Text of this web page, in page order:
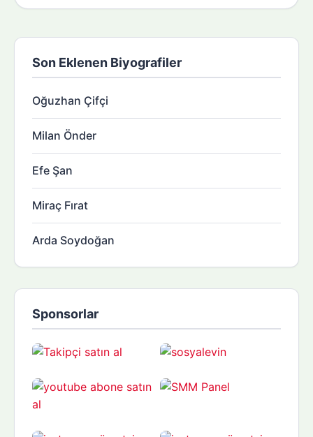
Son Eklenen Biyografiler
Oğuzhan Çifçi
Milan Önder
Efe Şan
Miraç Fırat
Arda Soydoğan
Sponsorlar